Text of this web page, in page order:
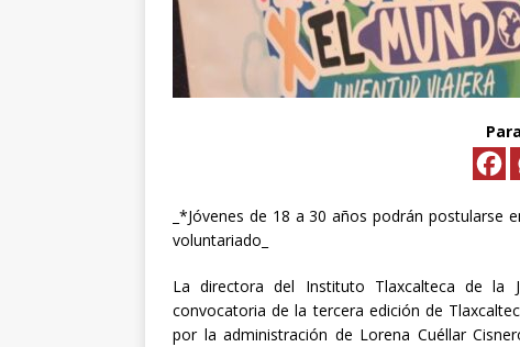
[ abril 13, 2026 ]
“ROSARIO
[ abril 30, 2024 ]
_*Jóvenes de 18 a 30 años podrán postularse
voluntariado_
La directora del Instituto Tlaxcalteca de la
convocatoria de la tercera edición de
por la administración de Lorena Cuéllar